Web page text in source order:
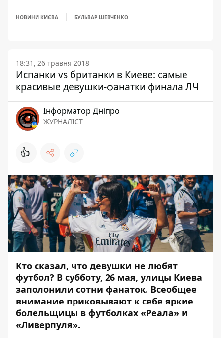
НОВИНИ КИЄВА БУЛЬВАР ШЕВЧЕНКО
18:31, 26 травня 2018
Испанки vs британки в Киеве: самые
красивые девушки-фанатки финала ЛЧ
Інформатор Дніпро
ЖУРНАЛІСТ
👍
Кто сказал, что девушки не любят
футбол? В субботу, 26 мая, улицы Киева
заполонили сотни фанаток. Всеобщее
внимание приковывают к себе яркие
болельщицы в футболках «Реала» и
«Ливерпуля».